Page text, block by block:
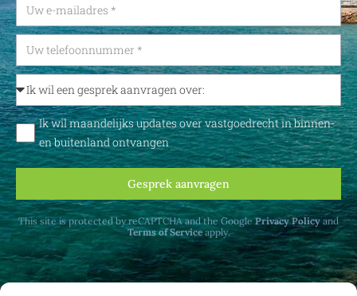
Ik wil maandelijks updates over vastgoedrecht in binnen-
en buitenland ontvangen
Gesprek aanvragen
This site is protected by reCAPTCHA and the GooglePrivacy Policyand
Terms of Serviceapply.